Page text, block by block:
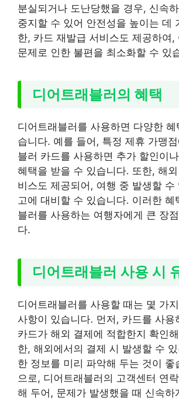
분실되거나 도난당했을 경우, 신속
중지할 수 있어 안전성을 높이는 데
한, 카드 재발급 서비스도 제공하여,
문제로 인한 불편을 최소화할 수 있
디어트래블러의 혜택
디어트래블러를 사용하면 다양한
습니다. 예를 들어, 특정 제휴 가맹
블러 카드를 사용하면 추가 할인이
혜택을 받을 수 있습니다. 또한, 해
비스도 제공되어, 여행 중 발생할 수
고에 대비할 수 있습니다. 이러한 혜
블러를 사용하는 여행자에게 큰 장
다.
디어트래블러 사용 시
디어트래블러를 사용할 때는 몇 가
사항이 있습니다. 먼저, 카드를 사용
카드가 해외 결제에 적합한지 확인
한, 해외에서의 결제 시 발생할 수
한 정보를 미리 파악해 두는 것이 좋
으로, 디어트래블러의 고객센터 연
해 두어, 문제가 발생했을 때 신속하